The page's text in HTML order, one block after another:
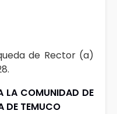
de Rector (a)
LA COMUNIDAD DE
DE TEMUCO